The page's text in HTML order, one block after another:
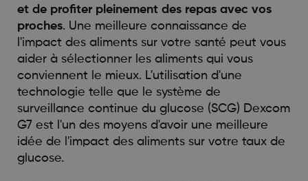
et de profiter pleinement des repas avec vos
proches. Une meilleure connaissance de
l'impact des aliments sur votre santé peut vous
aider à sélectionner les aliments qui vous
conviennent le mieux. L'utilisation d'une
technologie telle que le système de
surveillance continue du glucose (SCG) Dexcom
G7 est l'un des moyens d'avoir une meilleure
idée de l'impact des aliments sur votre taux de
glucose.